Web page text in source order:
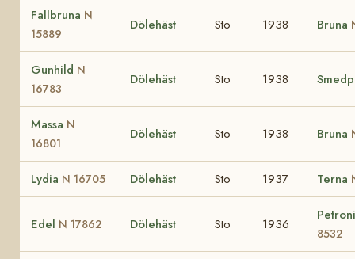
Fallbruna N
15889
Dölehäst Sto 1938 Bruna
Gunhild N
16783
Dölehäst Sto 1938
Massa N
16801
Dölehäst Sto 1938 Bruna
Lydia N 16705 Dölehäst Sto 1937 Terna
Edel N 17862 Dölehäst Sto 1936
8532